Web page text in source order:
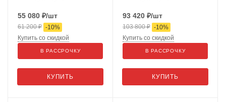
55 080 ₽/шт
61 200₽ -10%
КУПИТЬ
Купить со скидкой
В РАССРОЧКУ
93 420 ₽/шт
103 800₽ -10%
КУПИТЬ
Купить со скидкой
В РАССРОЧКУ